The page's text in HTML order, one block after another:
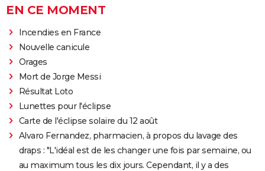
EN CE MOMENT
Incendies en France
Nouvelle canicule
Orages
Mort de Jorge Messi
Résultat Loto
Lunettes pour l'éclipse
Carte de l'éclipse solaire du 12 août
Alvaro Fernandez, pharmacien, à propos du lavage des
draps : "L'idéal est de les changer une fois par semaine, ou
au maximum tous les dix jours. Cependant, il y a des